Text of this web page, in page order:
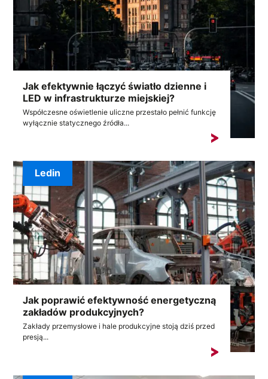
Jak efektywnie łączyć światło dzienne i
LED w infrastrukturze miejskiej?
Współczesne oświetlenie uliczne przestało pełnić funkcję
wyłącznie statycznego źródła...
Jak poprawić efektywność energetyczną
zakładów produkcyjnych?
Zakłady przemysłowe i hale produkcyjne stoją dziś przed
presją...
Ledin